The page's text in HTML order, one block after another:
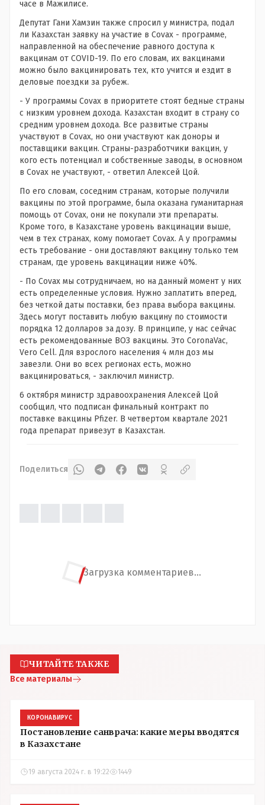
часе в Мажилисе.
Депутат Гани Хамзин также спросил у министра, подал
ли Казахстан заявку на участие в Covax - программе,
направленной на обеспечение равного доступа к
вакцинам от COVID-19. По его словам, их вакцинами
можно было вакцинировать тех, кто учится и ездит в
деловые поездки за рубеж.
- У программы Covax в приоритете стоят бедные страны
с низким уровнем дохода. Казахстан входит в страну со
средним уровнем дохода. Все развитые страны
участвуют в Covax, но они участвуют как доноры и
поставщики вакцин. Страны-разработчики вакцин, у
кого есть потенциал и собственные заводы, в основном
в Covax не участвуют, - ответил Алексей Цой.
По его словам, соседним странам, которые получили
вакцины по этой программе, была оказана гуманитарная
помощь от Covax, они не покупали эти препараты.
Кроме того, в Казахстане уровень вакцинации выше,
чем в тех странах, кому помогает Covax. А у программы
есть требование - они доставляют вакцину только тем
странам, где уровень вакцинации ниже 40%.
- По Covax мы сотрудничаем, но на данный момент у них
есть определенные условия. Нужно заплатить вперед,
без четкой даты поставки, без права выбора вакцины.
Здесь могут поставить любую вакцину по стоимости
порядка 12 долларов за дозу. В принципе, у нас сейчас
есть рекомендованные ВОЗ вакцины. Это CoronaVac,
Vero Cell. Для взрослого населения 4 млн доз мы
завезли. Они во всех регионах есть, можно
вакцинироваться, - заключил министр.
6 октября министр здравоохранения Алексей Цой
сообщил, что подписан финальный контракт по
поставке вакцины Pfizer. В четвертом квартале 2021
года препарат привезут в Казахстан.
Поделиться
Загрузка комментариев...
ЧИТАЙТЕ ТАКЖЕ
Все материалы
КОРОНАВИРУС
Постановление санврача: какие меры вводятся
в Казахстане
19 августа 2024 г. в 19:22 1449